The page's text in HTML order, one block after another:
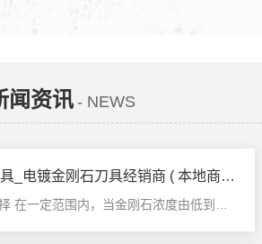
闻资讯 - NEWS
安阳电镀金刚石刀具_电镀金刚石刀具经销商 ( 本地商家)
在一定范围内，当金刚石浓度由低到高